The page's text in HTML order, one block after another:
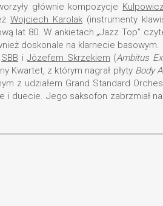
głównie kompozycje
Wojciech Karolak (instrumenty
lat 80. W ankietach „Jazz Top”
doskonale na klarnecie basowym.
SBB iJózefem Skrzekiem (Ambitus
Kwartet, z którym nagrał płyty Body
z udziałem Grand Standard
i duecie. Jego saksofon zabrzmiał